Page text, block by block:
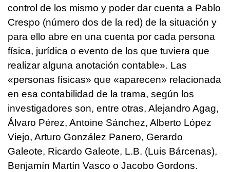
control de los mismo y poder dar cuenta a Pablo
Crespo (número dos de la red) de la situación y
para ello abre en una cuenta por cada persona
física, jurídica o evento de los que tuviera que
realizar alguna anotación contable». Las
«personas físicas» que «aparecen» relacionada
en esa contabilidad de la trama, según los
investigadores son, entre otras, Alejandro Agag,
Álvaro Pérez, Antoine Sánchez, Alberto López
Viejo, Arturo González Panero, Gerardo
Galeote, Ricardo Galeote, L.B. (Luis Bárcenas),
Benjamín Martín Vasco o Jacobo Gordons.